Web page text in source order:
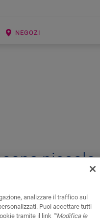
NEGOZI
BATTISCOPA
analizzare il traffico sul
Puoi accettare tutti
tramite il link ""Modifica le